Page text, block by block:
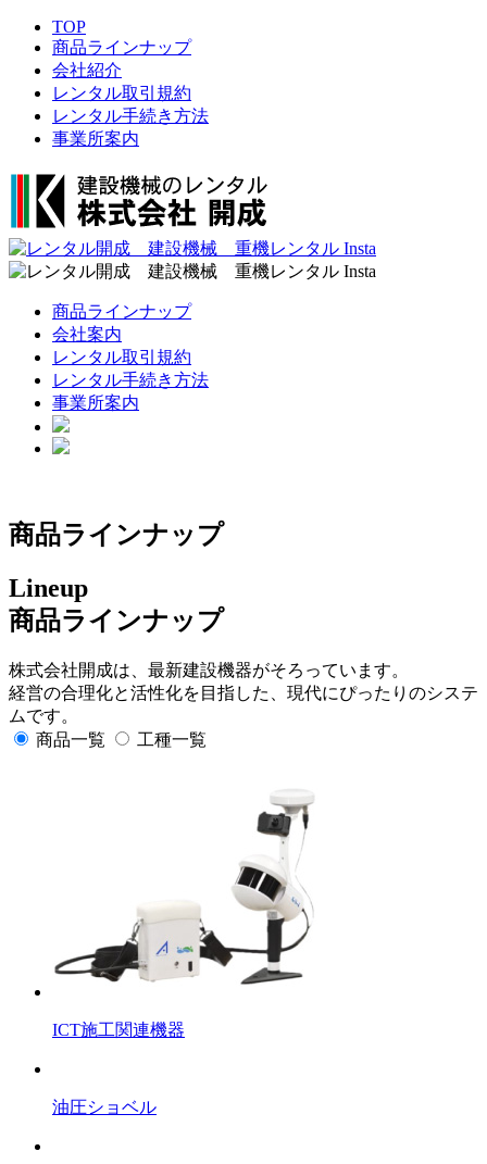
TOP
商品ラインナップ
会社紹介
レンタル取引規約
レンタル手続き方法
事業所案内
商品ラインナップ
会社案内
レンタル取引規約
レンタル手続き方法
事業所案内
商品ラインナップ
Lineup
商品ラインナップ
株式会社開成は、最新建設機器がそろっています。
経営の合理化と活性化を目指した、現代にぴったりのシステ
ムです。
商品一覧
工種一覧
ICT施工関連機器
油圧ショベル